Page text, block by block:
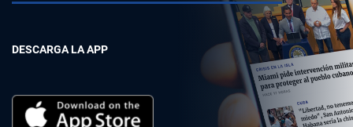
DESCARGA LA APP